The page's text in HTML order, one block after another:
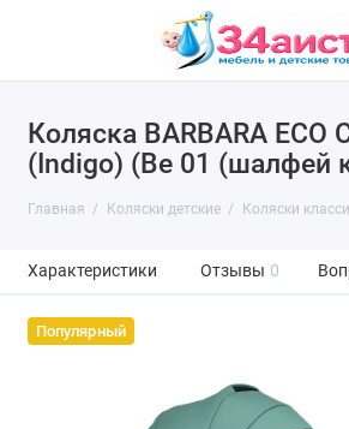
Коляска BARBARA ECO
(Indigo) (Be 01 (шалфей
Главная Коляски детские Коляски
Характеристики Отзывы 0
Популярный